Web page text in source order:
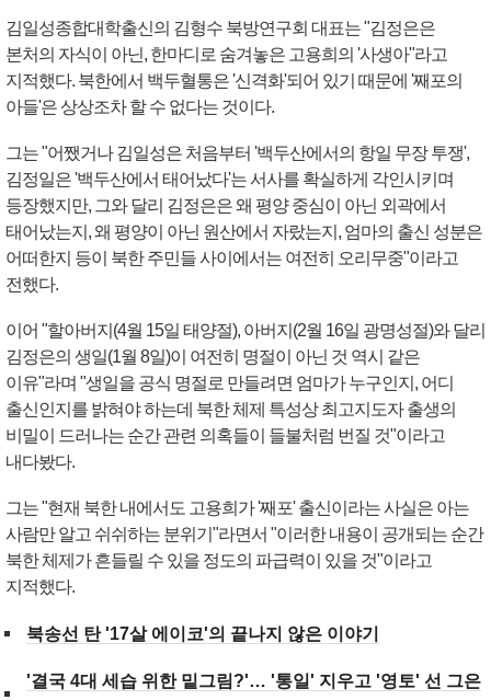
김일성종합대학출신의 김형수 북방연구회 대표는 "김정은은
본처의 자식이 아닌, 한마디로 숨겨놓은 고용희의 '사생아"라고
지적했다. 북한에서 백두혈통은 '신격화'되어 있기 때문에 '째포의
아들'은 상상조차 할 수 없다는 것이다.
그는 "어쨌거나 김일성은 처음부터 '백두산에서의 항일 무장 투쟁',
김정일은 '백두산에서 태어났다'는 서사를 확실하게 각인시키며
등장했지만, 그와 달리 김정은은 왜 평양 중심이 아닌 외곽에서
태어났는지, 왜 평양이 아닌 원산에서 자랐는지, 엄마의 출신 성분은
어떠한지 등이 북한 주민들 사이에서는 여전히 오리무중"이라고
전했다.
이어 "할아버지(4월 15일 태양절), 아버지(2월 16일 광명성절)와 달리
김정은의 생일(1월 8일)이 여전히 명절이 아닌 것 역시 같은
이유"라며 "생일을 공식 명절로 만들려면 엄마가 누구인지, 어디
출신인지를 밝혀야 하는데 북한 체제 특성상 최고지도자 출생의
비밀이 드러나는 순간 관련 의혹들이 들불처럼 번질 것"이라고
내다봤다.
그는 "현재 북한 내에서도 고용희가 '째포' 출신이라는 사실은 아는
사람만 알고 쉬쉬하는 분위기"라면서 "이러한 내용이 공개되는 순간
북한 체제가 흔들릴 수 있을 정도의 파급력이 있을 것"이라고
지적했다.
북송선 탄 '17살 에이코'의 끝나지 않은 이야기
'결국 4대 세습 위한 밑그림?'… '통일' 지우고 '영토' 선 그은